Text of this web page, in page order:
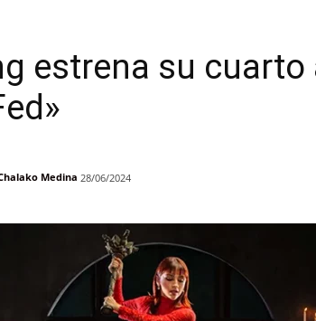
estrena su cuarto
Medina 28/06/2024